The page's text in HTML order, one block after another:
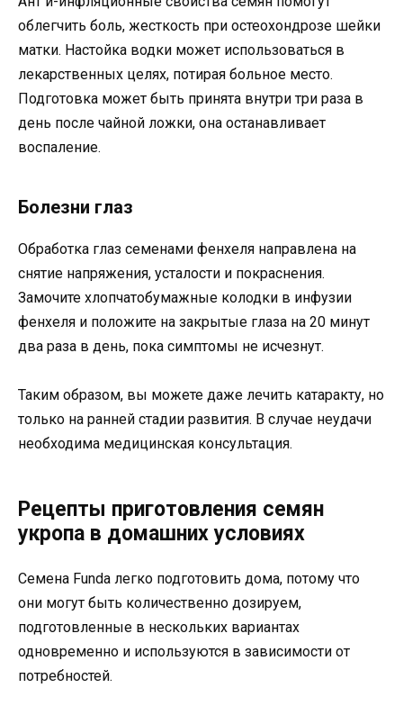
облегчить боль, жесткость при остеохондрозе шейки
матки. Настойка водки может использоваться в
лекарственных целях, потирая больное место.
Подготовка может быть принята внутри три раза в
день после чайной ложки, она останавливает
воспаление.
Болезни глаз
Обработка глаз семенами фенхеля направлена ​​на
снятие напряжения, усталости и покраснения.
Замочите хлопчатобумажные колодки в инфузии
фенхеля и положите на закрытые глаза на 20 минут
два раза в день, пока симптомы не исчезнут.
Таким образом, вы можете даже лечить катаракту, но
только на ранней стадии развития. В случае неудачи
необходима медицинская консультация.
Рецепты приготовления семян
укропа в домашних условиях
Семена Funda легко подготовить дома, потому что
они могут быть количественно дозируем,
подготовленные в нескольких вариантах
одновременно и используются в зависимости от
потребностей.